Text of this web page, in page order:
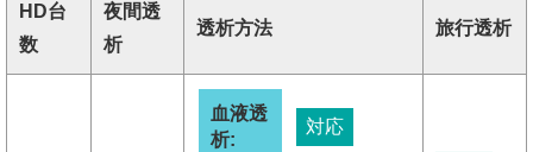
HD台
数
夜間透
析
透析方法 旅行透析
血液透
析:
対応